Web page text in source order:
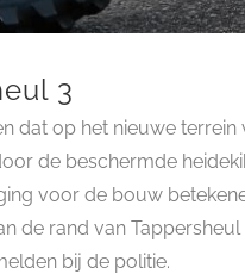
3
dat op het nieuwe
de beschermde
voor de bouw
de rand van
bij de politie.